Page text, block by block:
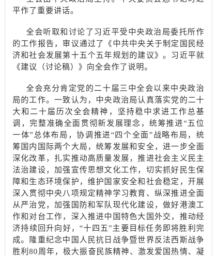
平作了重要讲话。
全会听取和讨论了习近平受中央政治局委托所作
的工作报告，审议通过了《中共中央关于制定国民经
济和社会发展第十五个五年规划的建议》。习近平就
《建议（讨论稿）》向全会作了说明。
全会充分肯定党的二十届三中全会以来中央政治
局的工作。一致认为，中央政治局认真落实党的二十
大和二十届历次全会精神，坚持稳中求进工作总基
调，完整准确全面贯彻新发展理念，统筹推进“五位
一体”总体布局，协调推进“四个全面”战略布局，统
筹国内国际两个大局，统筹发展和安全，进一步全面
深化改革，扎实推动高质量发展，推进社会主义民主
法治建设，加强宣传思想文化工作，切实抓好民生保
障和生态环境保护，维护国家安全和社会稳定，开展
深入贯彻中央八项规定精神学习教育、纵深推进全面
从严治党，加强国防和军队现代化建设，做好港澳工
作和对台工作，深入推进中国特色大国外交，推动经
济持续回升向好，“十四五”主要目标任务即将胜利完
成。隆重纪念中国人民抗日战争暨世界反法西斯战争
胜利80周年，极大振奋民族精神、激发爱国热情、凝